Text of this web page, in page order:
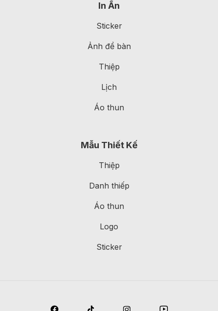
In Ấn
Sticker
Ảnh để bàn
Thiệp
Lịch
Áo thun
Mẫu Thiết Kế
Thiệp
Danh thiếp
Áo thun
Logo
Sticker